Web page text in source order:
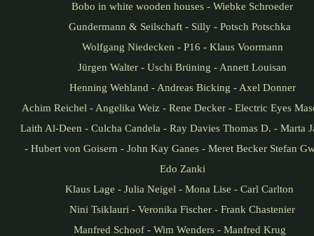
Bobo in white wooden houses - Wiebke Schroeder
Gundermann & Seilschaft - Silly - Potsch Potschka
Wolfgang Niedecken - P16 - Klaus Voormann
Jürgen Walter - Uschi Brüning - Annett Louisan
Henning Wehland - Andreas Bicking - Axel Donner
Achim Reichel - Angelika Weiz - Rene Decker - Electric Eyes
Laith Al-Deen - Culcha Candela - Ray Davies Thomas D. - Marta
- Hubert von Goisern - John Kay Ganes - Meret Becker Stefan
Edo Zanki
Klaus Lage - Julia Neigel - Mona Lise - Carl Carlton
Nini Tsiklauri - Veronika Fischer - Frank Chastenier
Manfred Schoof - Wim Wenders - Manfred Krug